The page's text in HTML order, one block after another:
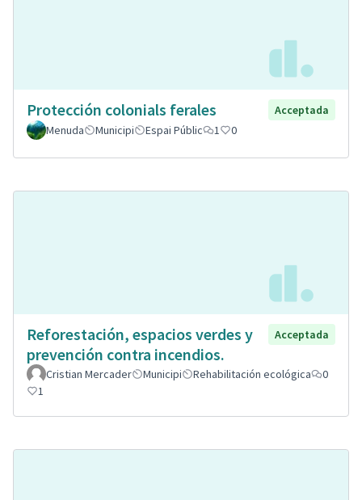
Protección colonials ferales
Acceptada
Menuda
Municipi Espai Públic 1 0
Reforestación, espacios verdes y
prevención contra incendios.
Acceptada
Cristian Mercader Municipi Rehabilitación ecológica
0
1